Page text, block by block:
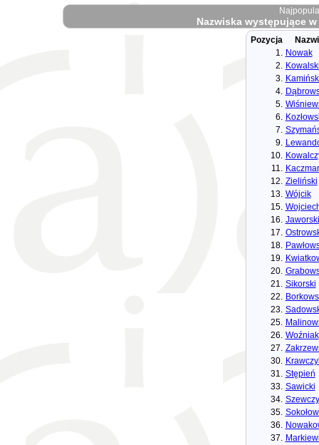
Nazwiska występujące
Pozycja
1. Nowak
2.
3.
4.
5.
6.
7.
9.
10.
11.
12. Zieliński
13. Wójcik
15.
16. Jaworski
17.
18.
19.
20.
21. Sikorski
22.
23.
25.
26. Woźniak
27.
30.
31. Stępień
33. Sawicki
34.
35.
36.
37.